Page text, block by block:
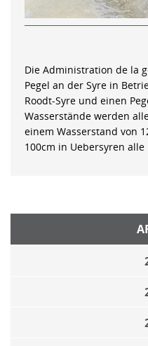
Die Administration de la
Pegel an der Syre in
Roodt-Syre und einen
Wasserstände werden
einem Wasserstand von
100cm in Uebersyren